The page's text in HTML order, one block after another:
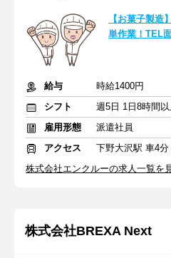
【お菓子製造
単作業！TEL
給与
時給1400円
シフト
週5日 1日8時間
雇用形態
派遣社員
アクセス
下野大沢駅 車4分
株式会社エンクルーの求人一覧を
株式会社BREXA Next